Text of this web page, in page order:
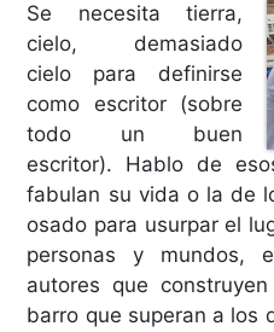
Se necesita tierra,
cielo, demasiado
cielo para definirse
como escritor (sobre
todo un buen
escritor). Hablo de
fabulan su vida o la de
osado para usurpar el
personas y mundos,
autores que
barro que superan a los